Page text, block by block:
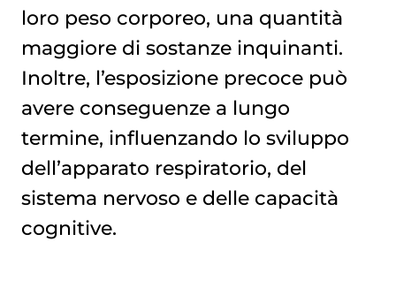
loro peso corporeo, una quantità
maggiore di sostanze inquinanti.
Inoltre, l’esposizione precoce può
avere conseguenze a lungo
termine, influenzando lo sviluppo
dell’apparato respiratorio, del
sistema nervoso e delle capacità
cognitive.